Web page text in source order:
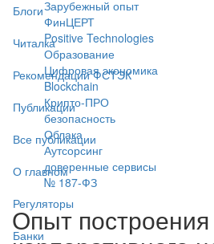
Блоги
Читалка
Рекомендации ФСТЭК
Публикации
Все публикации
О главном
Регуляторы
Банки
Зарубежный опыт
ФинЦЕРТ
Positive Technologies
Образование
Цифровая экономика
Blockchain
Крипто-ПРО
безопасность
Облака
Аутсорсинг
доверенные сервисы
№ 187-ФЗ
Опыт построения